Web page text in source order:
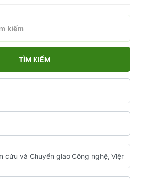
TÌM KIẾM